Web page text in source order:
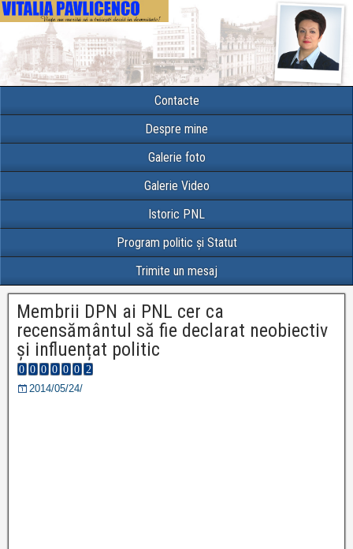
Contacte
Despre mine
Galerie foto
Galerie Video
Istoric PNL
Program politic și Statut
Trimite un mesaj
Membrii DPN ai PNL cer ca
recensământul să fie declarat neobiectiv
și influențat politic
2014/05/24/